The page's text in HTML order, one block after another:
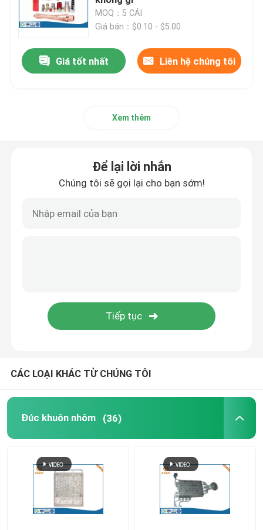
Bộ phận tiện CNC
Bộ phận phay CNC
Khuôn ép nhựa
Khuôn đúc
Phụ tùng nội thất văn phòng
Đúc kẽm
Dịch vụ tạo mẫu nhanh
MOQ：5 CÁI
Giá bán：$0.10 - $5.00
Giá tốt nhất Liên hệ chúng tôi
Xem thêm
Để lại lời nhắn
Chúng tôi sẽ gọi lại cho bạn sớm!
CÁC LOẠI KHÁC TỪ CHÚNG TÔI
Đúc khuôn nhôm (36)